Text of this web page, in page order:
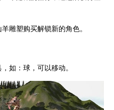
塑购买解锁新的角色。
如：球，可以移动。